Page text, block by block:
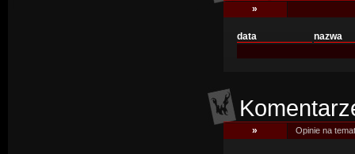
»
data nazwa
» Opinie na